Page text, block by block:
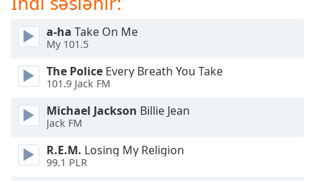
window.
cancel
close
window.
a-ha Take On Me
My 101.5
The Police Every Breath You Take
101.9 Jack FM
Michael Jackson Billie Jean
Jack FM
R.E.M. Losing My Religion
99.1 PLR